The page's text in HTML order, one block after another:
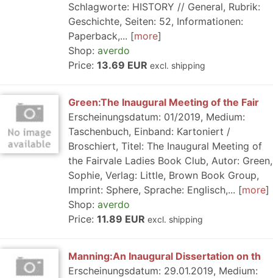
Schlagworte: HISTORY // General, Rubrik:
Geschichte, Seiten: 52, Informationen:
Paperback,...
more
Shop: averdo
Price: 13.69 EUR excl. shipping
Green:The Inaugural Meeting of the Fair
Erscheinungsdatum: 01/2019, Medium:
Taschenbuch, Einband: Kartoniert /
Broschiert, Titel: The Inaugural Meeting of
the Fairvale Ladies Book Club, Autor: Green,
Sophie, Verlag: Little, Brown Book Group,
Imprint: Sphere, Sprache: Englisch,...
more
Shop: averdo
Price: 11.89 EUR excl. shipping
Manning:An Inaugural Dissertation on th
Erscheinungsdatum: 29.01.2019, Medium: